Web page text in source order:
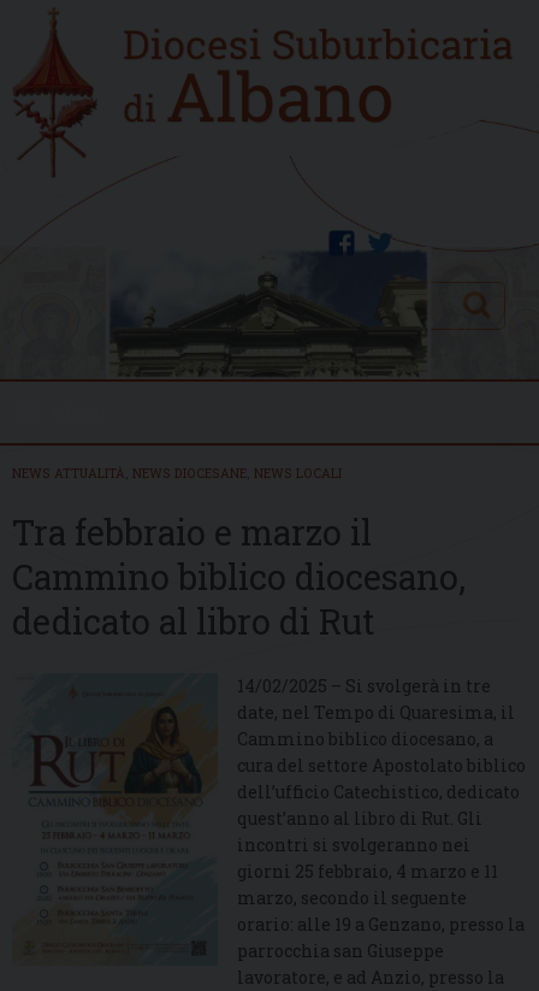
content
Home
new
twitter
facebook
Search
NEWS ATTUALITÀ NEWS DIOCESANE NEWS LOCALI
Tra febbraio e marzo il
Cammino biblico diocesano,
dedicato al libro di Rut
14/02/2025 – Si svolgerà in tre
date, nel Tempo di Quaresima, il
Cammino biblico diocesano, a
cura del settore Apostolato biblico
dell’ufficio Catechistico, dedicato
quest’anno al libro di Rut. Gli
incontri si svolgeranno nei
giorni 25 febbraio, 4 marzo e 11
marzo, secondo il seguente
orario: alle 19 a Genzano, presso la
parrocchia san Giuseppe
lavoratore, e ad Anzio, presso la